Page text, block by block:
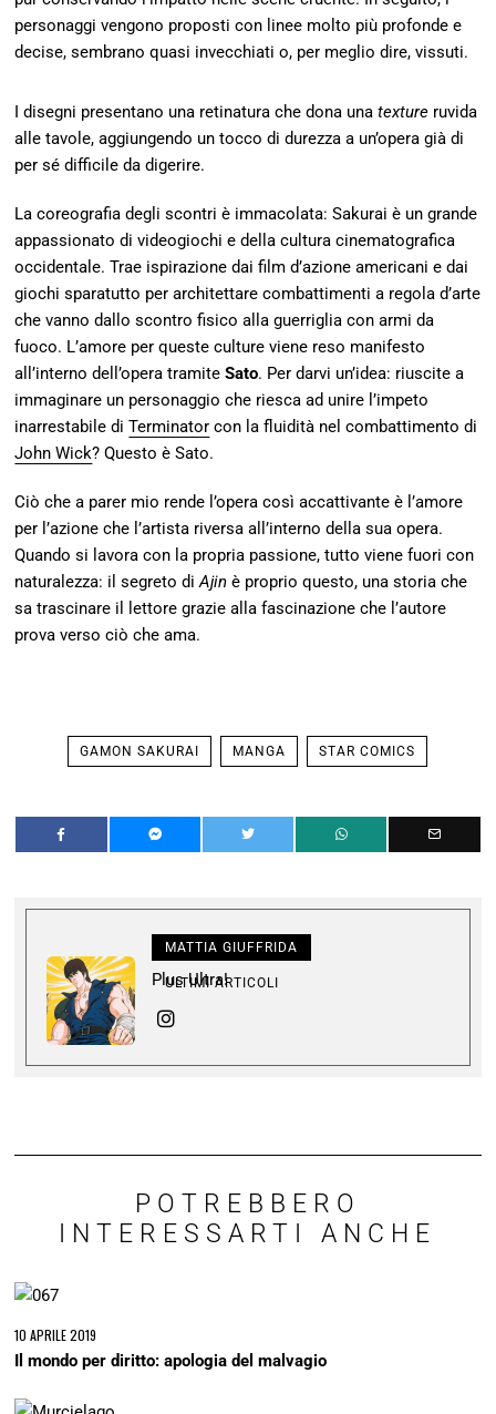
personaggi vengono proposti con linee molto più profonde e
decise, sembrano quasi invecchiati o, per meglio dire, vissuti.
I disegni presentano una retinatura che dona unatexture ruvida
alle tavole, aggiungendo un tocco di durezza a un’opera già di
per sé difficile da digerire.
La coreografia degli scontri è immacolata: Sakurai è un grande
appassionato di videogiochi e della cultura cinematografica
occidentale. Trae ispirazione dai film d’azione americani e dai
giochi sparatutto per architettare combattimenti a regola d’arte
che vanno dallo scontro fisico alla guerriglia con armi da
fuoco. L’amore per queste culture viene reso manifesto
all’interno dell’opera tramiteSato. Per darvi un’idea: riuscite a
immaginare un personaggio che riesca ad unire l’impeto
inarrestabile diTerminator con la fluidità nel combattimento di
John Wick? Questo è Sato.
Ciò che a parer mio rende l’opera così accattivante è l’amore
per l’azione che l’artista riversa all’interno della sua opera.
Quando si lavora con la propria passione, tutto viene fuori con
naturalezza: il segreto diAjin è proprio questo, una storia che
sa trascinare il lettore grazie alla fascinazione che l’autore
prova verso ciò che ama.
GAMON SAKURAI MANGA STAR COMICS
MATTIA GIUFFRIDA
ULTIMI ARTICOLI
Plus Ultra!
POTREBBERO
INTERESSARTI ANCHE
10 APRILE 2019
Il mondo per diritto: apologia del malvagio